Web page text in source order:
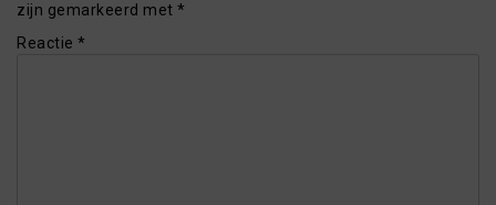
zijn gemarkeerd met *
Reactie *